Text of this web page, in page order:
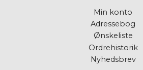
Min konto
Adressebog
Ønskeliste
Ordrehistorik
Nyhedsbrev